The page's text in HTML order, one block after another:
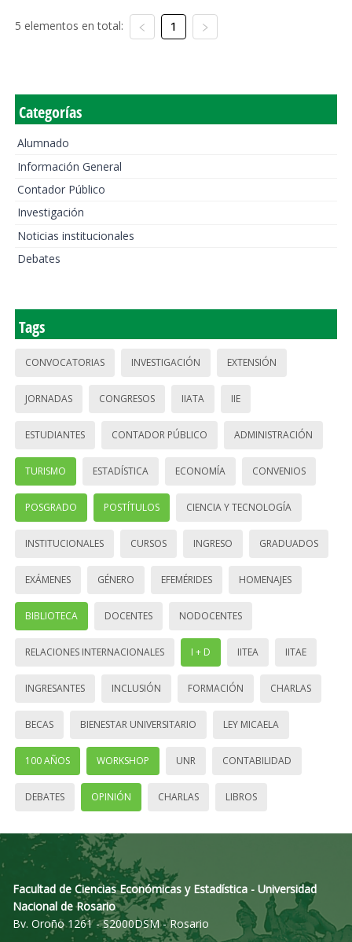
5 elementos en total: 1
Categorías
Alumnado
Información General
Contador Público
Investigación
Noticias institucionales
Debates
Tags
CONVOCATORIAS INVESTIGACIÓN EXTENSIÓN
JORNADAS CONGRESOS IIATA IIE
ESTUDIANTES CONTADOR PÚBLICO ADMINISTRACIÓN
TURISMO ESTADÍSTICA ECONOMÍA CONVENIOS
POSGRADO POSTÍTULOS CIENCIA Y TECNOLOGÍA
INSTITUCIONALES CURSOS INGRESO GRADUADOS
EXÁMENES GÉNERO EFEMÉRIDES HOMENAJES
BIBLIOTECA DOCENTES NODOCENTES
RELACIONES INTERNACIONALES I + D IITEA IITAE
INGRESANTES INCLUSIÓN FORMACIÓN CHARLAS
BECAS BIENESTAR UNIVERSITARIO LEY MICAELA
100 AÑOS WORKSHOP UNR CONTABILIDAD
DEBATES OPINIÓN CHARLAS LIBROS
Facultad de Ciencias Económicas y Estadística - Universidad
Nacional de Rosario
Bv. Oroño 1261 - S2000DSM - Rosario